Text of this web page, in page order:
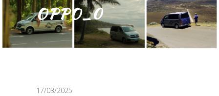
OPPO_0
17/03/2025